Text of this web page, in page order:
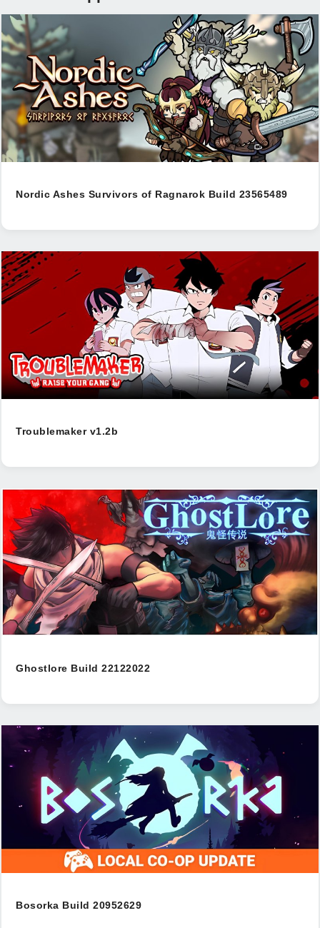
Nordic Ashes Survivors of Ragnarok Build 23565489
Troublemaker v1.2b
Ghostlore Build 22122022
Bosorka Build 20952629